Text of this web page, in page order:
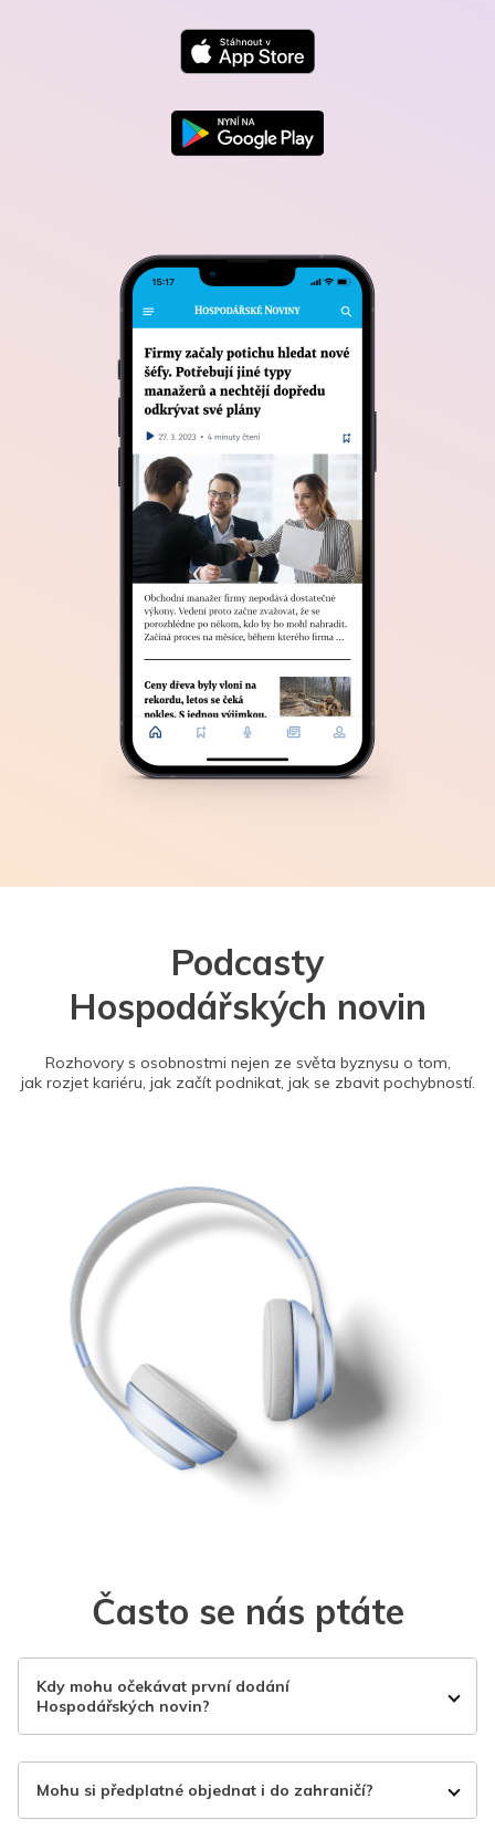
Podcasty
Hospodářských novin
Rozhovory s osobnostmi nejen ze světa byznysu o tom,
jak rozjet kariéru, jak začít podnikat, jak se zbavit pochybností.
Často se nás ptáte
Kdy mohu očekávat první dodání
Hospodářských novin?
Mohu si předplatné objednat i do zahraničí?